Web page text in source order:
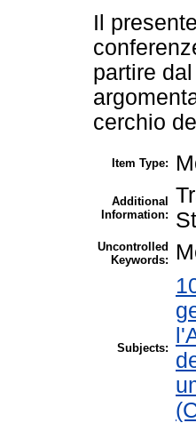
Il
partire
cerchio
Item Type:
Additional
Information:
Uncontrolled
Keywords:
Subjects: